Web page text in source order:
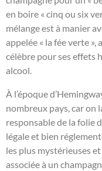
en boire « cinq ou six
mélange est à manier
appelée « la fée verte
célèbre pour ses effets
alcool.
À l’époque
nombreux pays, car on
responsable de la folie
légale et bien
les plus mystérieuses
associée à un